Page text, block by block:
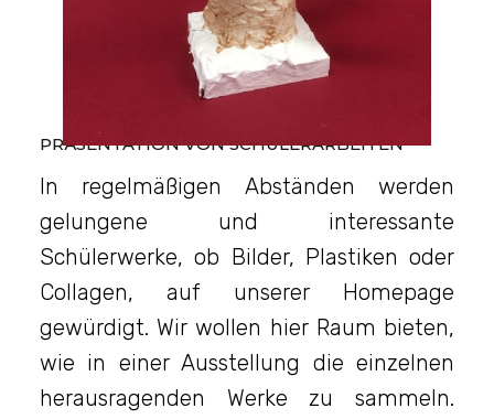
Kunstfenster
PRÄSENTATION VON SCHÜLERARBEITEN
In regelmäßigen Abständen werden
gelungene und interessante
Schülerwerke, ob Bilder, Plastiken oder
Collagen, auf unserer Homepage
gewürdigt. Wir wollen hier Raum bieten,
wie in einer Ausstellung die einzelnen
herausragenden Werke zu sammeln.